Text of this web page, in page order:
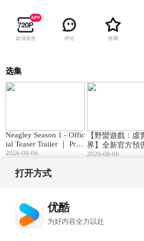
超清画质 评论 收藏
选集
Neagley Season 1 - Offic
ial Teaser Trailer ｜ Prim
e Video
2026-08-06
【野蠻遊戲：虛
界】全新官方預
3 (三) 聖誕跨年娛
2026-08-06
打开方式
优酷
为好内容全力以赴